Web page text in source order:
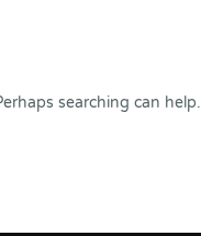
searching can help.